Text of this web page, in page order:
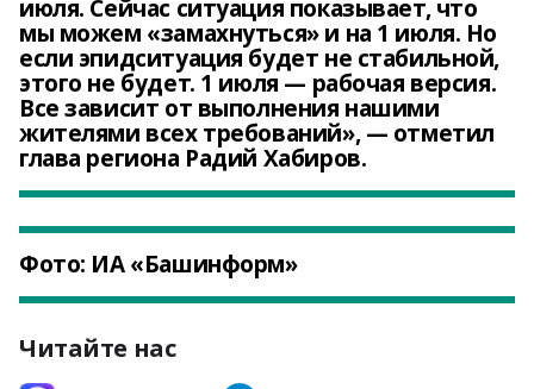
июля. Сейчас ситуация показывает, что
мы можем «замахнуться» и на 1 июля. Но
если эпидситуация будет не стабильной,
этого не будет. 1 июля — рабочая версия.
Все зависит от выполнения нашими
жителями всех требований», — отметил
глава региона Радий Хабиров.
Фото: ИА «Башинформ»
Читайте нас